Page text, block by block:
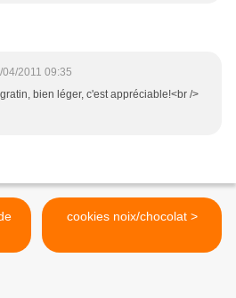
04/2011 09:35
bien léger, c'est appréciable!<br />
cookies noix/chocolat >